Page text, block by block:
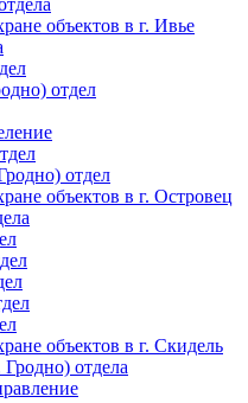
объектов в г. Ивье
отдел
отдел
объектов в г. Островец
объектов в г. Скидель
Гродно) отдела